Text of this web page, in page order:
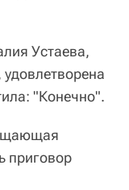
Устаева,
"Конечно".
приговор